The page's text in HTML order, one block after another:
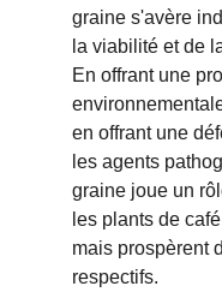
graine s'avère
la viabilité et de
En offrant une
en offrant une
les agents
graine joue un
les plants de
mais prospèrent
respectifs.